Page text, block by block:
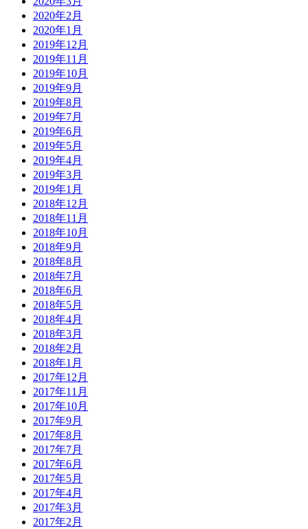
2020年2月
2020年1月
2019年12月
2019年11月
2019年10月
2019年9月
2019年8月
2019年7月
2019年6月
2019年5月
2019年4月
2019年3月
2019年1月
2018年12月
2018年11月
2018年10月
2018年9月
2018年8月
2018年7月
2018年6月
2018年5月
2018年4月
2018年3月
2018年2月
2018年1月
2017年12月
2017年11月
2017年10月
2017年9月
2017年8月
2017年7月
2017年6月
2017年5月
2017年4月
2017年3月
2017年2月